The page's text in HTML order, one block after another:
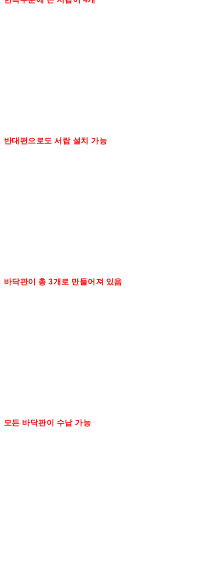
반대편으로도 서랍 설치 가능
바닥판이 총 3개로 만들어져 있음
모든 바닥판이 수납 가능